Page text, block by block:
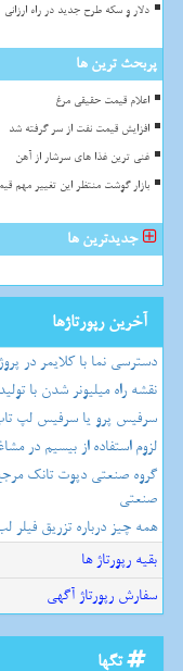
دلار و سکه طرح جدید در راه ارزانی
پربحث ترین ها
اعلام قیمت حقیقی مرغ
افزایش قیمت نفت از سر گرفته شد
غنی ترین غذا های سرشار از آهن
بازار گوشت منتظر این تغییر مهم
جدیدترین ها
آخرین رپورتاژها
دسترسی نما با کلایمر در
نقشه راه میلیونر شدن با
سرفیس پرو یا سرفیس لپ
لزوم استفاده از بیسیم در
گروه صنعتی دپوت تانک
صنعتی
همه چیز درباره تزریق فیلر
بقیه رپورتاژ ها
سفارش رپورتاژ آگهی
تگها